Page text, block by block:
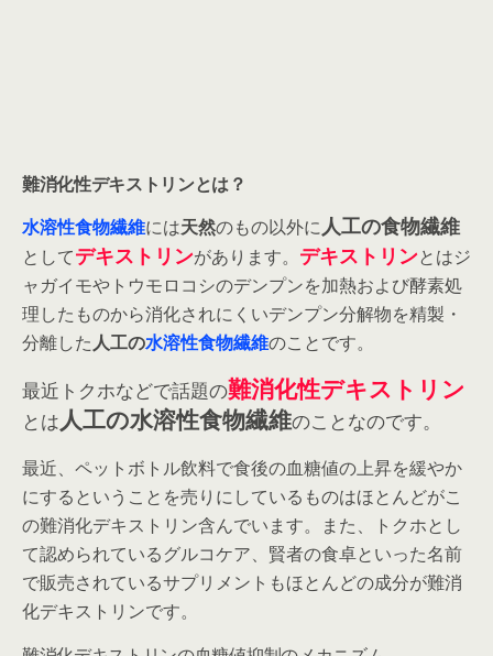
難消化性デキストリンとは？
水溶性食物繊維には天然のもの以外に人工の食物繊維
としてデキストリンがあります。 デキストリンとはジ
ャガイモやトウモロコシのデンプンを加熱および酵素処
理したものから消化されにくいデンプン分解物を精製・
分離した人工の水溶性食物繊維のことです。
最近トクホなどで話題の難消化性デキストリン
とは人工の水溶性食物繊維のことなのです。
最近、ペットボトル飲料で食後の血糖値の上昇を緩やか
にするということを売りにしているものはほとんどがこ
の難消化デキストリン含んでいます。また、トクホとし
て認められているグルコケア、賢者の食卓といった名前
で販売されているサプリメントもほとんどの成分が難消
化デキストリンです。